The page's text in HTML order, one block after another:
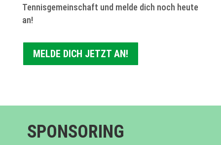
Tennisgemeinschaft und melde dich noch heute
an!
MELDE DICH JETZT AN!
SPONSORING